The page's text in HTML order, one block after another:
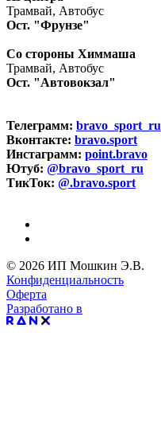
Трамвай, Автобус
Ост. "Фрунзе"
Со стороны Химмаша
Трамвай, Автобус
Ост. "Автовокзал"
Телеграмм: bravo_sport_ru
Вконтакте: bravo.sport
Инстаграмм: point.bravo
Ютуб: @bravo_sport_ru
ТикТок: @.bravo.sport
© 2026 ИП Мошкин Э.В.
Конфиденциальность
Оферта
Разработано в